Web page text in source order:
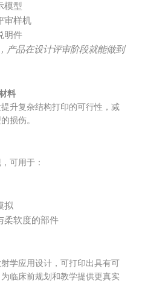
模型
审样机
明件
产品在设计评审阶段就能做到
料
升复杂结构打印的可行性，减
损伤。
可用于：
拟
柔软度的部件
学应用设计，可打印出具有可
临床前规划和教学提供更真实